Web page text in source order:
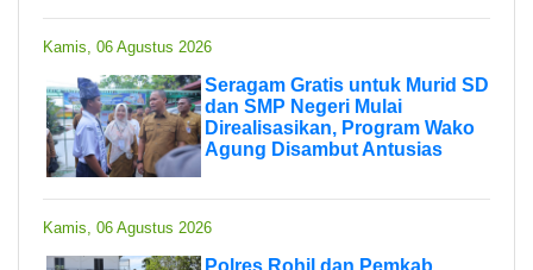
Kamis, 06 Agustus 2026
Seragam Gratis untuk Murid SD
dan SMP Negeri Mulai
Direalisasikan, Program Wako
Agung Disambut Antusias
Kamis, 06 Agustus 2026
Polres Rohil dan Pemkab